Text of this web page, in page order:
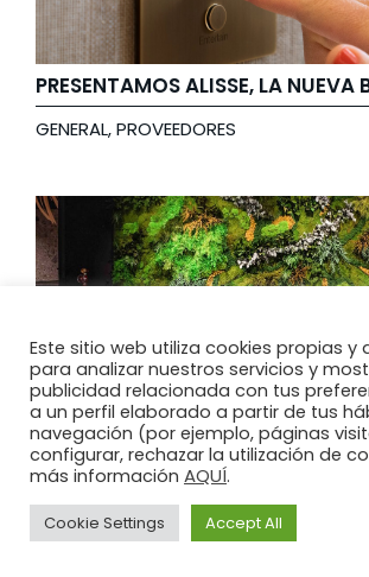
GENERAL,PROVEEDORES
GENERAL,PROVEEDORES
Este sitio web utiliza cookies propias y
para analizar nuestros servicios y
publicidad relacionada con tus
a un perfil elaborado a partir de tus
navegación (por ejemplo, páginas
configurar, rechazar la utilización de
más información AQUÍ.
Cookie Settings Accept All